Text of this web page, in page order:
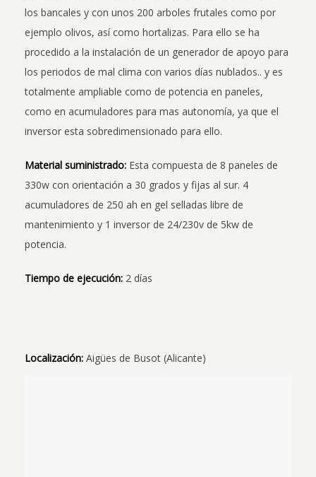
los bancales y con unos 200 arboles frutales como por
ejemplo olivos, así como hortalizas. Para ello se ha
procedido a la instalación de un generador de apoyo para
los periodos de mal clima con varios días nublados.. y es
totalmente ampliable como de potencia en paneles,
como en acumuladores para mas autonomía, ya que el
inversor esta sobredimensionado para ello.
Material suministrado: Esta compuesta de 8 paneles de
330w con orientación a 30 grados y fijas al sur. 4
acumuladores de 250 ah en gel selladas libre de
mantenimiento y 1 inversor de 24/230v de 5kw de
potencia.
Tiempo de ejecución: 2 días
Localización: Aigües de Busot (Alicante)